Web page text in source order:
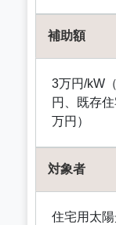
補助額
3万円/kW
円、既存
万円）
対象者
住宅用太